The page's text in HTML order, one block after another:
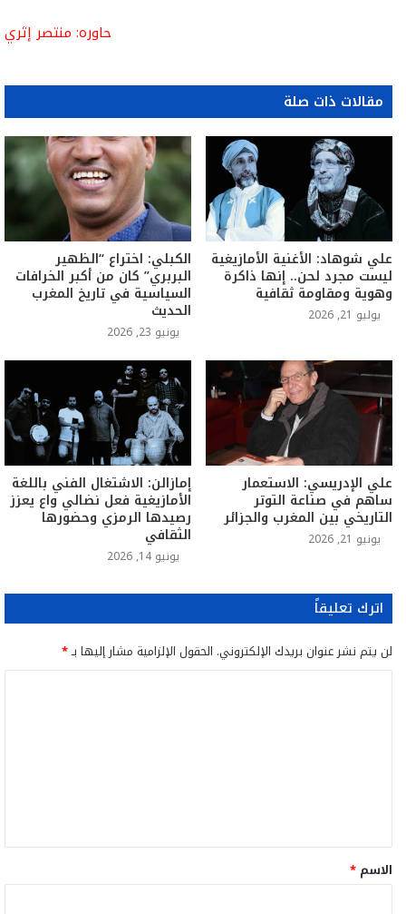
حاوره: منتصر إثري
مقالات ذات صلة
علي شوهاد: الأغنية الأمازيغية
ليست مجرد لحن.. إنها ذاكرة
وهوية ومقاومة ثقافية
يوليو 21, 2026
الكبلي: اختراع “الظهير
البربري” كان من أكبر الخرافات
السياسية في تاريخ المغرب
الحديث
يونيو 23, 2026
علي الإدريسي: الاستعمار
ساهم في صناعة التوتر
التاريخي بين المغرب والجزائر
يونيو 21, 2026
إمازالن: الاشتغال الفني باللغة
الأمازيغية فعل نضالي واع يعزز
رصيدها الرمزي وحضورها
الثقافي
يونيو 14, 2026
اترك تعليقاً
لن يتم نشر عنوان بريدك الإلكتروني. الحقول الإلزامية مشار إليها بـ*
ق
*
الاسم *